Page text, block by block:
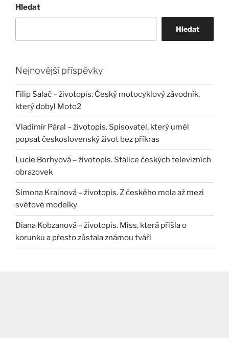
Hledat
Hledat
Nejnovější příspěvky
Filip Salač – životopis. Český motocyklový závodník,
který dobyl Moto2
Vladimír Páral – životopis. Spisovatel, který uměl
popsat československý život bez příkras
Lucie Borhyová – životopis. Stálice českých televizních
obrazovek
Simona Krainová – životopis. Z českého mola až mezi
světové modelky
Diana Kobzanová – životopis. Miss, která přišla o
korunku a přesto zůstala známou tváří